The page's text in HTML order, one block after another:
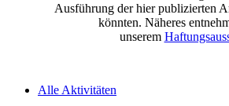
Ausführung der hier publizierten
könnten. Näheres
unserem
Alle Aktivitäten